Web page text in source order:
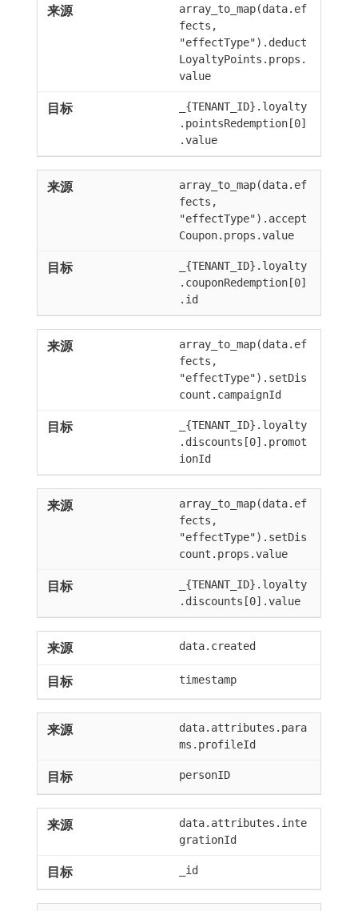
array_to_map(data.ef
fects,
"effectType").deduct
LoyaltyPoints.props.
value
_{TENANT_ID}.loyalty
.pointsRedemption[0]
.value
array_to_map(data.ef
fects,
"effectType").accept
Coupon.props.value
_{TENANT_ID}.loyalty
.couponRedemption[0]
.id
array_to_map(data.ef
fects,
"effectType").setDis
count.campaignId
_{TENANT_ID}.loyalty
.discounts[0].promot
ionId
array_to_map(data.ef
fects,
"effectType").setDis
count.props.value
_{TENANT_ID}.loyalty
.discounts[0].value
data.created
timestamp
data.attributes.para
ms.profileId
personID
data.attributes.inte
grationId
_id